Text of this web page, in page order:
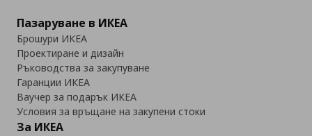
Пазаруване в ИКЕА
Брошури ИКЕА
Проектиране и дизайн
Ръководства за закупуване
Гаранции ИКЕА
Ваучер за подарък ИКЕА
Условия за връщане на закупени стоки
За ИКЕА